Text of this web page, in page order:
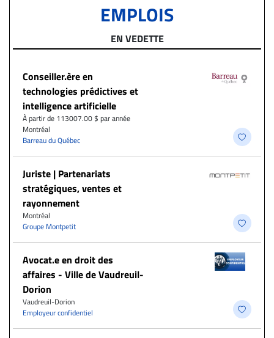
EMPLOIS
EN VEDETTE
Conseiller.ère en
technologies prédictives et
intelligence artificielle
À partir de 113007.00 $ par année
Montréal
Barreau du Québec
Juriste | Partenariats
stratégiques, ventes et
rayonnement
Montréal
Groupe Montpetit
Avocat.e en droit des
affaires - Ville de Vaudreuil-
Dorion
Vaudreuil-Dorion
Employeur confidentiel